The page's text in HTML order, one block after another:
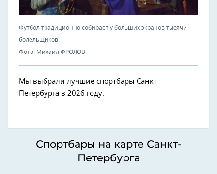
Футбол традиционно собирает у больших экранов тысячи
болельщиков.
Фото: Михаил ФРОЛОВ
Мы выбрали лучшие спортбары Санкт-
Петербурга в 2026 году.
Спортбары на карте Санкт-
Петербурга